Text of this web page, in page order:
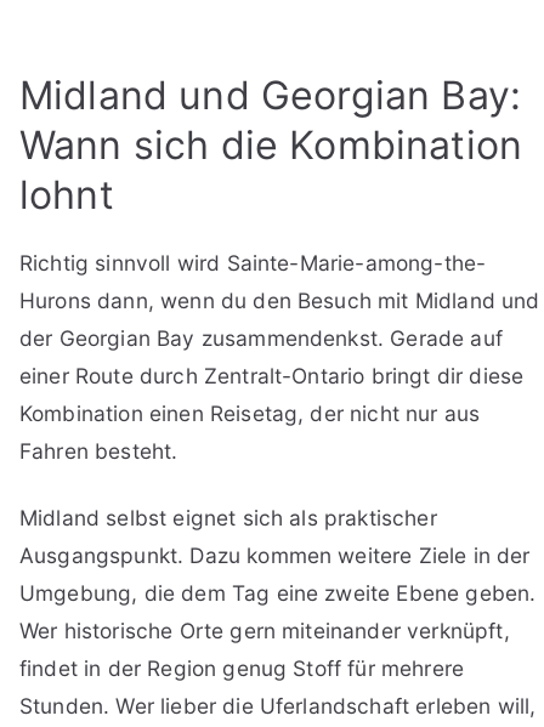
Midland und Georgian Bay:
Wann sich die Kombination
lohnt
Richtig sinnvoll wird Sainte-Marie-among-the-
Hurons dann, wenn du den Besuch mit Midland und
der Georgian Bay zusammendenkst. Gerade auf
einer Route durch Zentralt-Ontario bringt dir diese
Kombination einen Reisetag, der nicht nur aus
Fahren besteht.
Midland selbst eignet sich als praktischer
Ausgangspunkt. Dazu kommen weitere Ziele in der
Umgebung, die dem Tag eine zweite Ebene geben.
Wer historische Orte gern miteinander verknüpft,
findet in der Region genug Stoff für mehrere
Stunden. Wer lieber die Uferlandschaft erleben will,